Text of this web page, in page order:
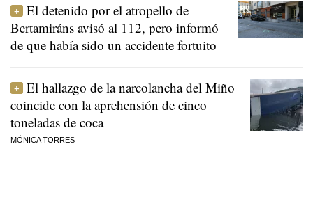
El detenido por el atropello de
Bertamiráns avisó al 112, pero informó
de que había sido un accidente fortuito
El hallazgo de la narcolancha del Miño
coincide con la aprehensión de cinco
toneladas de coca
MÓNICA TORRES